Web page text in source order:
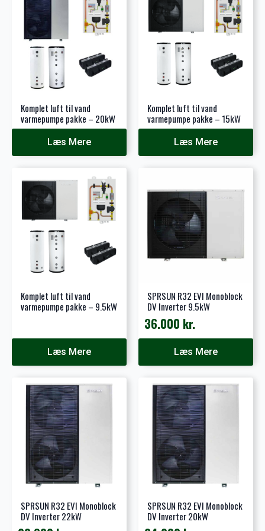
Komplet luft til vand
varmepumpe pakke – 20kW
Læs Mere
Komplet luft til vand
varmepumpe pakke – 15kW
Læs Mere
Komplet luft til vand
varmepumpe pakke – 9.5kW
Læs Mere
SPRSUN R32 EVI Monoblock
DV Inverter 9.5kW
36.000 kr.
Læs Mere
SPRSUN R32 EVI Monoblock
DV Inverter 22kW
SPRSUN R32 EVI Monoblock
DV Inverter 20kW